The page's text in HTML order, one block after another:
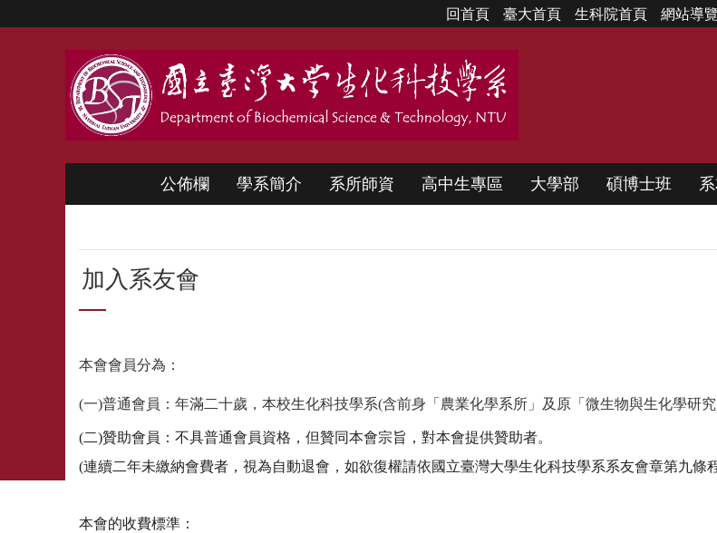
回首頁 臺大首頁 生科院首頁 網站導覽
公佈欄 學系簡介 系所師資 高中生專區 大學部 碩博士班
加入系友會
本會會員分為：
(一)普通會員：年滿二十歲，本校生化科技學系(含前身「農業化學系所」及原「微生物與生化學研
(二)贊助會員：不具普通會員資格，但贊同本會宗旨，對本會提供贊助者。
(連續二年未繳納會費者，視為自動退會，如欲復權請依國立臺灣大學生化科技學系系友會章第九條
本會的收費標準：